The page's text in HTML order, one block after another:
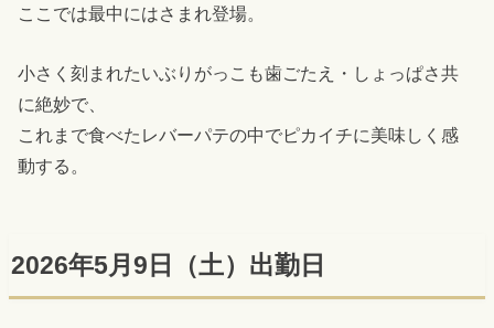
ここでは最中にはさまれ登場。
小さく刻まれたいぶりがっこも歯ごたえ・しょっぱさ共
に絶妙で、
これまで食べたレバーパテの中でピカイチに美味しく感
動する。
2026年5月9日（土）出勤日